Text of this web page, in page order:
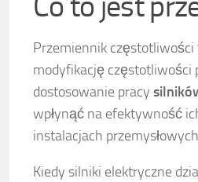
Przemiennik częstotliwości
modyfikację częstotliwości
dostosowanie pracy
wpłynąć na efektywność
instalacjach
Kiedy silniki elektryczne